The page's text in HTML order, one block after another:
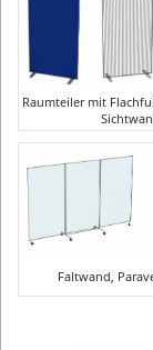
Raumteiler mit
Faltwand,